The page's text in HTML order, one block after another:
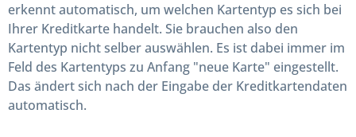
erkennt automatisch, um welchen Kartentyp es sich bei
Ihrer Kreditkarte handelt. Sie brauchen also den
Kartentyp nicht selber auswählen. Es ist dabei immer im
Feld des Kartentyps zu Anfang "neue Karte" eingestellt.
Das ändert sich nach der Eingabe der Kreditkartendaten
automatisch.